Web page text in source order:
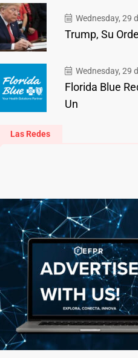
Wednesday, 29
Trump, Su
Wednesday, 29
Florida Blue
Un
Las Redes